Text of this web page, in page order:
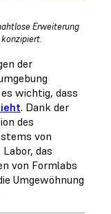
Erweiterung
der
wichtig, dass
. Dank der
des
von
das
von Formlabs
Umgewöhnung